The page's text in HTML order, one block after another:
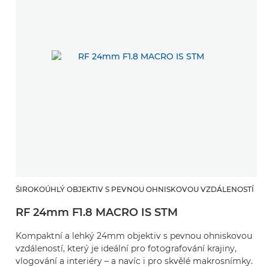
ŠIROKOÚHLÝ OBJEKTIV S PEVNOU OHNISKOVOU VZDÁLENOSTÍ
RF 24mm F1.8 MACRO IS STM
Kompaktní a lehký 24mm objektiv s pevnou ohniskovou
vzdáleností, který je ideální pro fotografování krajiny,
vlogování a interiéry – a navíc i pro skvělé makrosnímky.